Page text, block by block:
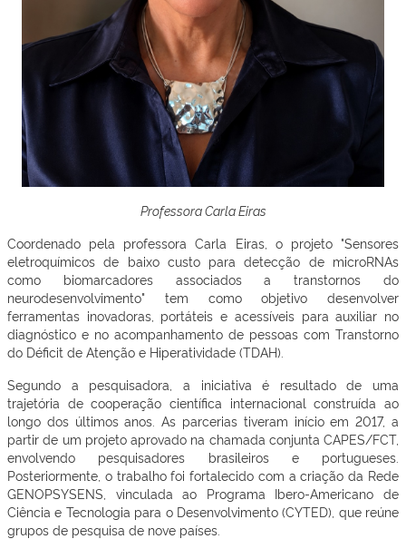
Professora Carla Eiras
Coordenado pela professora Carla Eiras, o projeto "Sensores
eletroquímicos de baixo custo para detecção de microRNAs
como biomarcadores associados a transtornos do
neurodesenvolvimento" tem como objetivo desenvolver
ferramentas inovadoras, portáteis e acessíveis para auxiliar no
diagnóstico e no acompanhamento de pessoas com Transtorno
do Déficit de Atenção e Hiperatividade (TDAH).
Segundo a pesquisadora, a iniciativa é resultado de uma
trajetória de cooperação científica internacional construída ao
longo dos últimos anos. As parcerias tiveram início em 2017, a
partir de um projeto aprovado na chamada conjunta CAPES/FCT,
envolvendo pesquisadores brasileiros e portugueses.
Posteriormente, o trabalho foi fortalecido com a criação da Rede
GENOPSYSENS, vinculada ao Programa Ibero-Americano de
Ciência e Tecnologia para o Desenvolvimento (CYTED), que reúne
grupos de pesquisa de nove países.